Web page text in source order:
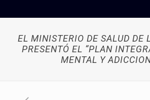
EL MINISTERIO DE SALUD DE
PRESENTÓ EL “PLAN
MENTAL Y